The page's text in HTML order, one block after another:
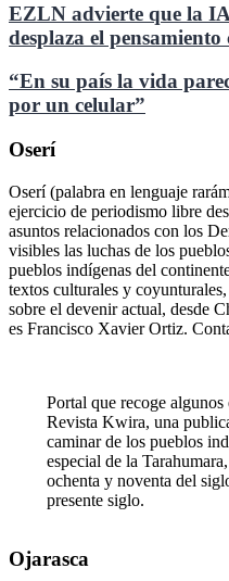
EZLN advierte que la
desplaza el pensamiento
“En su país la vida
por un celular”
Oserí
Oserí (palabra en lenguaje
ejercicio de periodismo libre
asuntos relacionados con los
visibles las luchas de los
pueblos indígenas del
textos culturales y
sobre el devenir actual, desde
es Francisco Xavier Ortiz.
Portal que recoge
Revista Kwira, una
caminar de los pueblos
especial de la
ochenta y noventa del
presente siglo.
Ojarasca